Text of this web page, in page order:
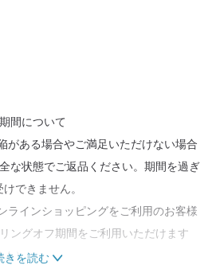
間について
がある場合やご満足いただけない場合
な状態でご返品ください。期間を過ぎ
できません。
ラインショッピングをご利用のお客様
ングオフ期間をご利用いただけます
ん）。
きを読む